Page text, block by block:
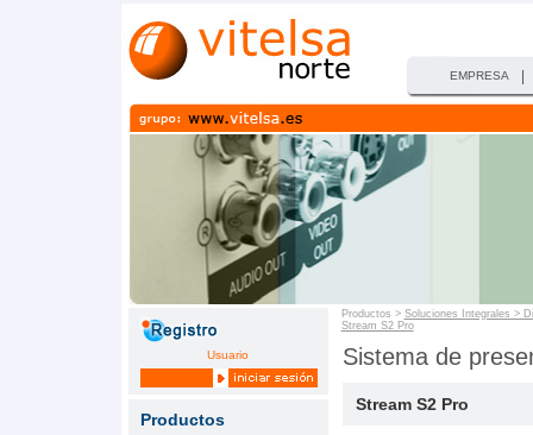
EMPRESA
Usuario
Productos
Productos > Soluciones Integrales >
Stream S2 Pro
Sistema de
Stream S2 Pro